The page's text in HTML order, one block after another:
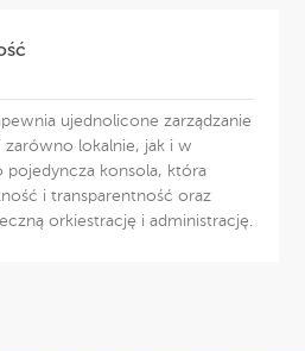
ujednolicone zarządzanie
zarówno lokalnie, jak i w
pojedyncza konsola, która
i transparentność oraz
orkiestrację i administrację.